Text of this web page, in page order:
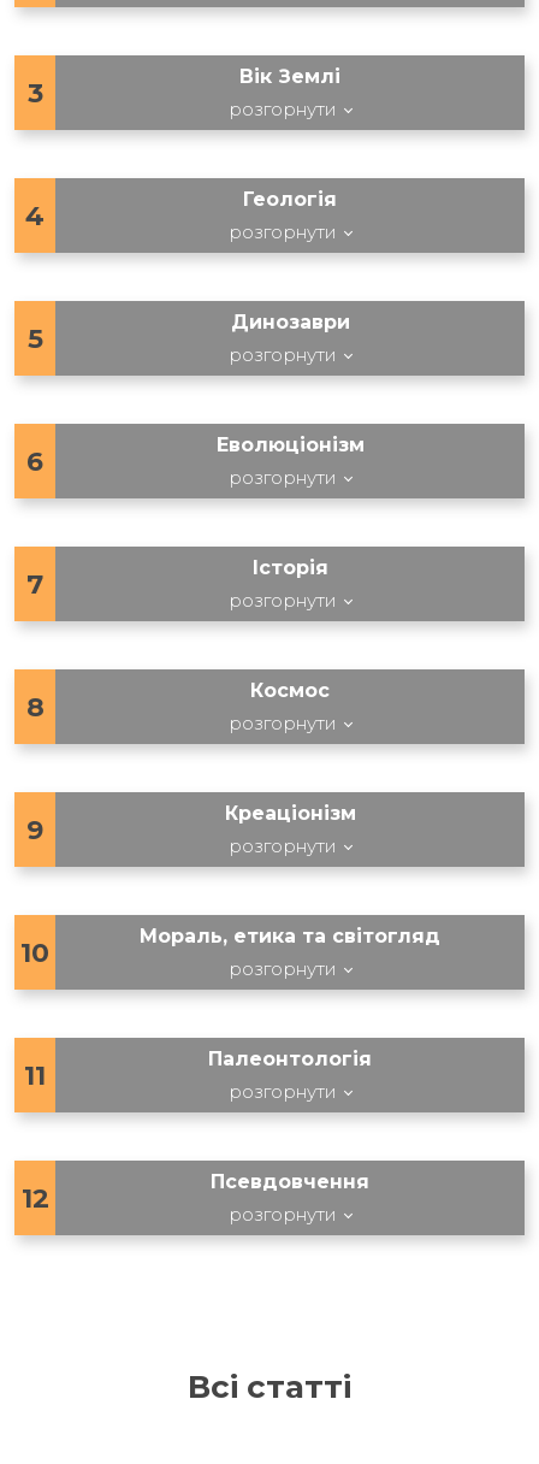
3
Вік Землі
розгорнути
4
Геологія
розгорнути
5
Динозаври
розгорнути
6
Еволюціонізм
розгорнути
7
Історія
розгорнути
8
Космос
розгорнути
9
Креаціонізм
розгорнути
10
Мораль, етика та світогляд
розгорнути
11
Палеонтологія
розгорнути
12
Псевдовчення
розгорнути
Всі статті